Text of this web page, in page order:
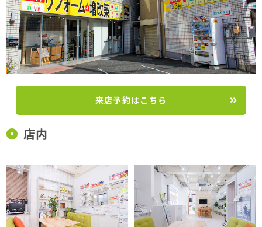
来店予約はこちら
店内